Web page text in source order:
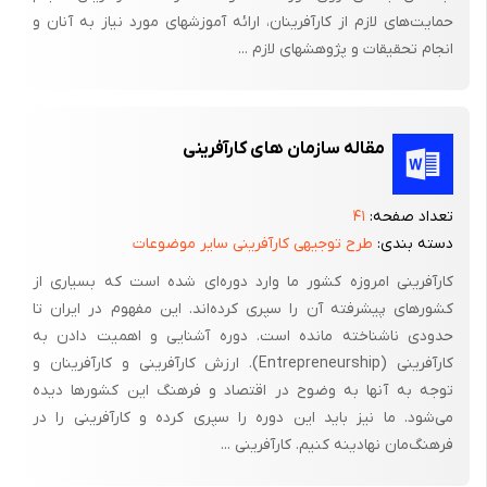
پنج مرحله شکل گرفته است: ایجاد دانش جدید به وسیله تحقیقات
علمی، تبدیل دانش به ایده‌های تجاری، ایجاد فرصت‌های جدید بر
تعریف شده. به نظر ندونزوا و همکارانش فرایند ایجاد بنگاه مشتق از
دانشگاه که همان فرایند کارآفرینی است، به چهار مرحله قابل تجزیه
است. این مراحل عبارتند از: ایجاد ایده‌های تجاری از تحقیقات، طراحی
پروژه‌های مخاطره‌آمیز جدید ناشی از ایده‌ها، شروع بنگاه‌های مشتقه از
پروژه‌ها و تحکیم و تقویت ایجاد ارزش اقتصادی به وسیله بنگاه‌های
مشتقه.
واهورا و همکارانش (2004) در یک مطالعه تجربی دو عنصر مهم از
سیستم کارآفرینی مبتنی بر علم را تحلیل کرده‌اند. اولا آنها نشان داده‌اند
که فرایند کارآفرینی مبتنی بر علم (فرایند اشتقاق کارآفرینی) یک
فرایند غیرخطی است که از پنج مرحله توسعه شکل گرفته است. این
حمایت‌های لازم از کارآفرینان، ارائه آموزشهای مورد نیاز به آنان و
انجام تحقیقات و پژوهشهای لازم ...
مقاله سازمان های کارآفرینی
تعداد صفحه: ۴۱
دسته بندی: طرح توجیهی کارآفرینی سایر موضوعات
کارآفرینی امروزه کشور ما وارد دوره‌ای شده است که بسیاری از
کشورهای پیشرفته آن را سپری کرده‌اند. این مفهوم در ایران تا
حدودی ناشناخته مانده است. دوره آشنایی و اهمیت دادن به
کارآفرینی (Entrepreneurship). ارزش کارآفرینی و کارآفرینان و
توجه به آنها به وضوح در اقتصاد و فرهنگ این کشورها دیده
می‌شود. ما نیز باید این دوره را سپری کرده و کارآفرینی را در
فرهنگ‌مان نهادینه کنیم. کارآفرینی ...